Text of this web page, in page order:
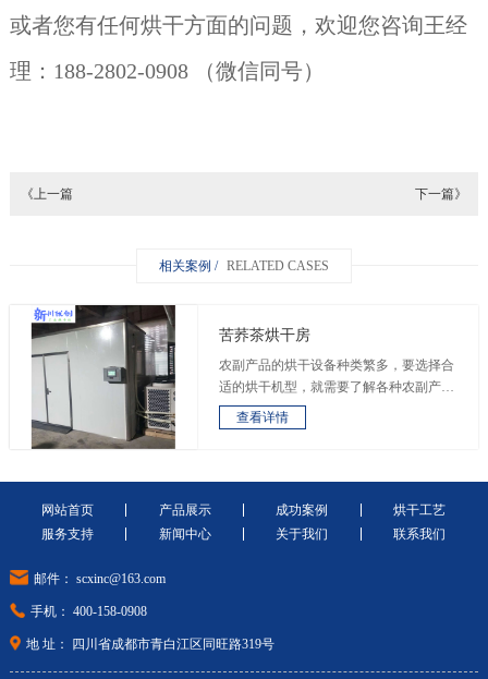
或者您有任何烘干方面的问题，欢迎您咨询王经
理：188-2802-0908 （微信同号）
《上一篇 下一篇》
相关案例 / RELATED CASES
苦荞茶烘干房
农副产品的烘干设备种类繁多，要选择合
适的烘干机型，就需要了解各种农副产品
的烘干工艺...
查看详情
网站首页 产品展示 成功案例
烘干工艺
服务支持
新闻中心 关于我们 联系我们
邮件： scxinc@163.com
手机： 400-158-0908
地 址： 四川省成都市青白江区同旺路319号